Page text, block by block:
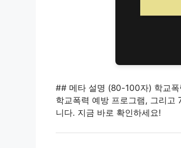
## 메타 설명 (80-100자) 학교폭
학교폭력 예방 프로그램, 그리고
니다. 지금 바로 확인하세요!